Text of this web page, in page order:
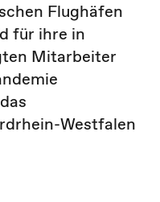
Flughäfen
für ihre in
Mitarbeiter
Westfalen